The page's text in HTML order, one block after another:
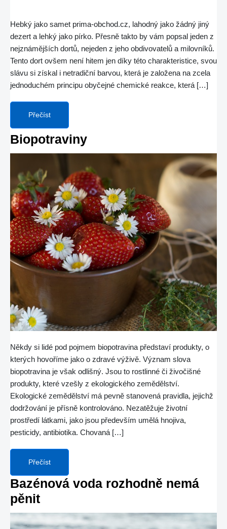
Hebký jako samet prima-obchod.cz, lahodný jako žádný jiný
dezert a lehký jako pírko. Přesně takto by vám popsal jeden z
nejznámějších dortů, nejeden z jeho obdivovatelů a milovníků.
Tento dort ovšem není hitem jen díky této charakteristice, svou
slávu si získal i netradiční barvou, která je založena na zcela
jednoduchém principu obyčejné chemické reakce, která […]
Přečíst
Biopotraviny
Někdy si lidé pod pojmem biopotravina představí produkty, o
kterých hovoříme jako o zdravé výživě. Význam slova
biopotravina je však odlišný. Jsou to rostlinné či živočišné
produkty, které vzešly z ekologického zemědělství.
Ekologické zemědělství má pevně stanovená pravidla, jejichž
dodržování je přísně kontrolováno. Nezatěžuje životní
prostředí látkami, jako jsou především umělá hnojiva,
pesticidy, antibiotika. Chovaná […]
Přečíst
Bazénová voda rozhodně nemá
pěnit